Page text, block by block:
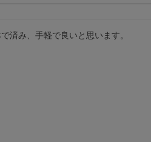
済み、手軽で良いと思います。